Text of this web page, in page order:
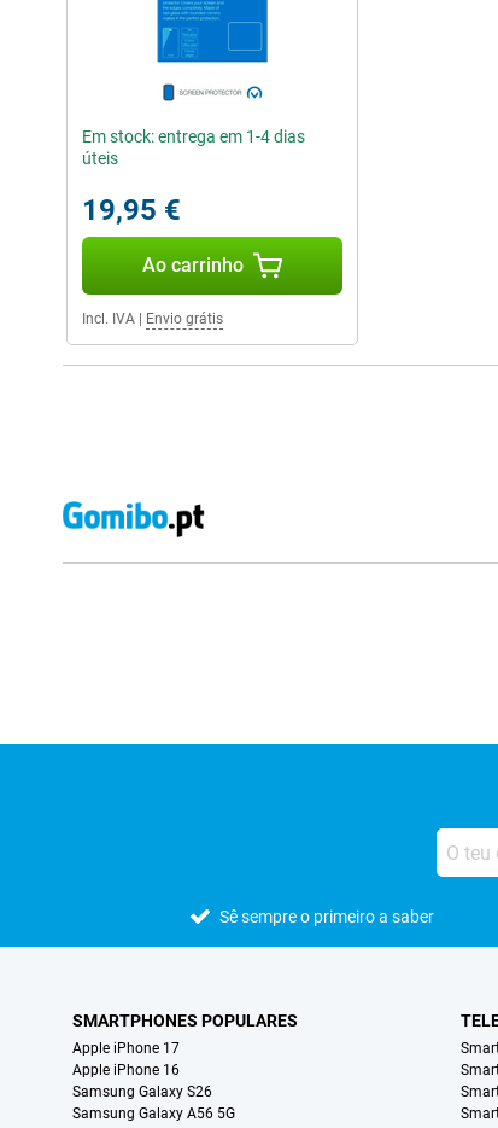
Em stock: entrega em 1-4 dias
úteis
19,95 €
Ao carrinho
Incl. IVA Envio grátis
Sê sempre o primeiro a saber
SMARTPHONES POPULARES
Apple iPhone 17
Apple iPhone 16
Samsung Galaxy S26
Samsung Galaxy A56 5G